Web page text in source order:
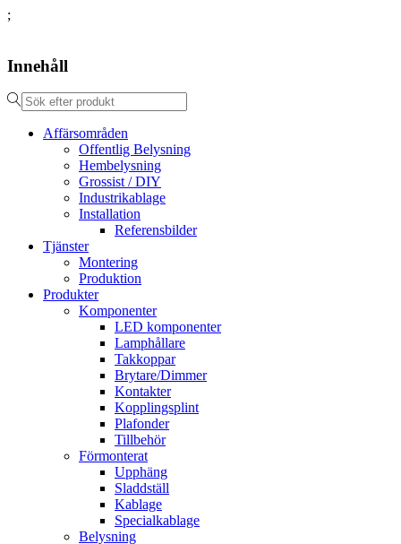
;
Innehåll
Affärsområden
Offentlig Belysning
Hembelysning
Grossist / DIY
Industrikablage
Installation
Referensbilder
Tjänster
Montering
Produktion
Produkter
Komponenter
LED komponenter
Lamphållare
Takkoppar
Brytare/Dimmer
Kontakter
Kopplingsplint
Plafonder
Tillbehör
Förmonterat
Upphäng
Sladdställ
Kablage
Specialkablage
Belysning